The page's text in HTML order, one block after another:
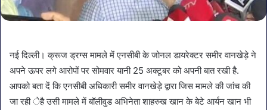
नई दिल्ली। क्रूज ड्रग्स मामले में एनसीबी के जोनल डायरेक्टर समीर वानखेड़े ने
अपने ऊपर लगे आरोपों पर सोमवार यानी 25 अक्टूबर को अपनी बात रखी है.
आपको बता दें कि एनसीबी अधिकारी समीर वानखेड़े द्वारा जिस मामले की जांच की
जा रही ेहै उसी मामले में बॉलीवुड अभिनेता शाहरुख खान के बेटे आर्यन खान भी